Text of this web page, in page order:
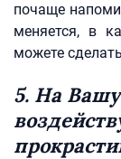
почаще
меняется, в
можете
5. На